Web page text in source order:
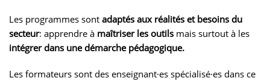
Les programmes sont adaptés aux réalités et besoins du
secteur: apprendre à maîtriser les outils mais surtout à les
intégrer dans une démarche pédagogique.
Les formateurs sont des enseignant·es spécialisé·es dans ce